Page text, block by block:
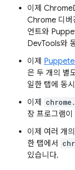
이제
Chrome 디버
언트와
DevTools와
이제
은 두 개의 별
일한 탭에 동
이제
장 프로그램
이제 여러 개
한 탭에서
있습니다.